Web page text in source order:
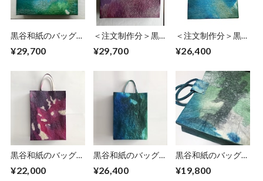
黒谷和紙のバッグ
¥29,700
＜注文制作分＞黒谷
色】
¥29,700
＜注文制作分＞黒谷
色】No.2
¥26,400
黒谷和紙のバッグ
¥22,000
黒谷和紙のバッグ
¥26,400
黒谷和紙のバッグ
¥19,800